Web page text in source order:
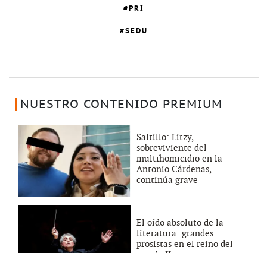
PRI
SEDU
NUESTRO CONTENIDO PREMIUM
Saltillo: Litzy,
sobreviviente del
multihomicidio en la
Antonio Cárdenas,
continúa grave
El oído absoluto de la
literatura: grandes
prosistas en el reino del